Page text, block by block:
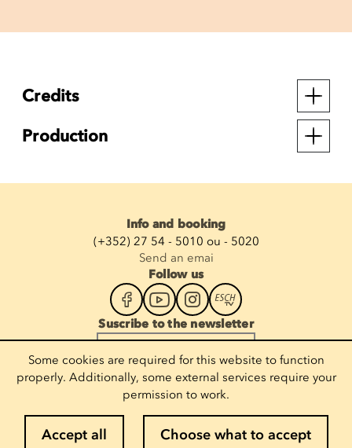
Credits
Production
Info and booking
(+352) 27 54 - 5010 ou - 5020
Send an emai
Follow us
Suscribe to the newsletter
Some cookies are required for this website to function
properly. Additionally, some external services require your
permission to work.
Accept all Choose what to accept